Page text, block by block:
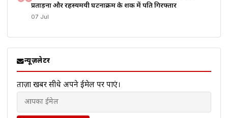
प्रताड़ना और रहस्यमयी घटनाक्रम के शक में पति गिरफ्तार
07 Jul
न्यूज़लेटर
ताज़ा खबरें सीधे अपने ईमेल पर पाएं।